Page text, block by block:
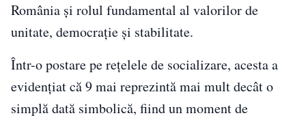
România și rolul fundamental al valorilor de
unitate, democrație și stabilitate.
Într-o postare pe rețelele de socializare, acesta a
evidențiat că 9 mai reprezintă mai mult decât o
simplă dată simbolică, fiind un moment de